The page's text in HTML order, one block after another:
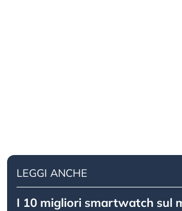
LEGGI ANCHE
I 10 migliori smartwatch sul